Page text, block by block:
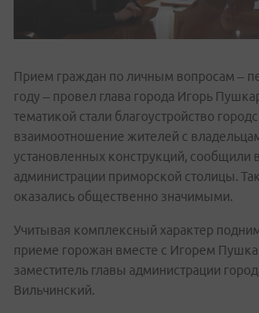
Прием граждан по личным вопросам –
году – провел глава города Игорь
тематикой стали благоустройство
взаимоотношение жителей с
установленных конструкций, сообщили
администрации приморской столицы.
оказались общественно значимыми.
Учитывая комплексный характер
приеме горожан вместе с Игорем
заместитель главы администрации
Вильчинский.